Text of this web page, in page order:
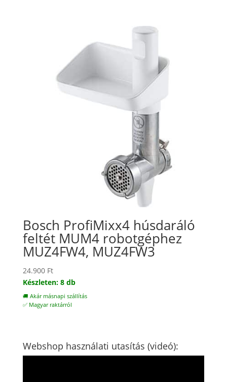
Bosch ProfiMixx4 húsdaráló
feltét MUM4 robotgéphez
MUZ4FW4, MUZ4FW3
24.900 Ft
Készleten: 8 db
🚚 Akár másnapi szállítás
✅ Magyar raktárról
Webshop használati utasítás (videó):